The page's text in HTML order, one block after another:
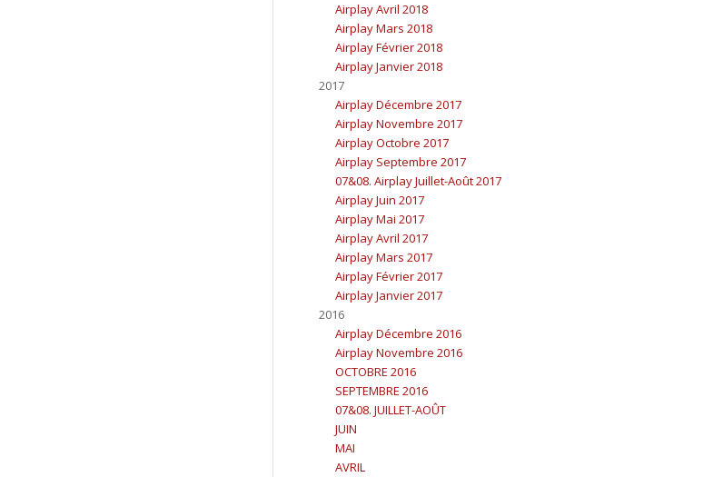
Airplay Avril 2018
Airplay Mars 2018
Airplay Février 2018
Airplay Janvier 2018
2017
Airplay Décembre 2017
Airplay Novembre 2017
Airplay Octobre 2017
Airplay Septembre 2017
07&08. Airplay Juillet-Août 2017
Airplay Juin 2017
Airplay Mai 2017
Airplay Avril 2017
Airplay Mars 2017
Airplay Février 2017
Airplay Janvier 2017
2016
Airplay Décembre 2016
Airplay Novembre 2016
OCTOBRE 2016
SEPTEMBRE 2016
07&08. JUILLET-AOÛT
JUIN
MAI
AVRIL